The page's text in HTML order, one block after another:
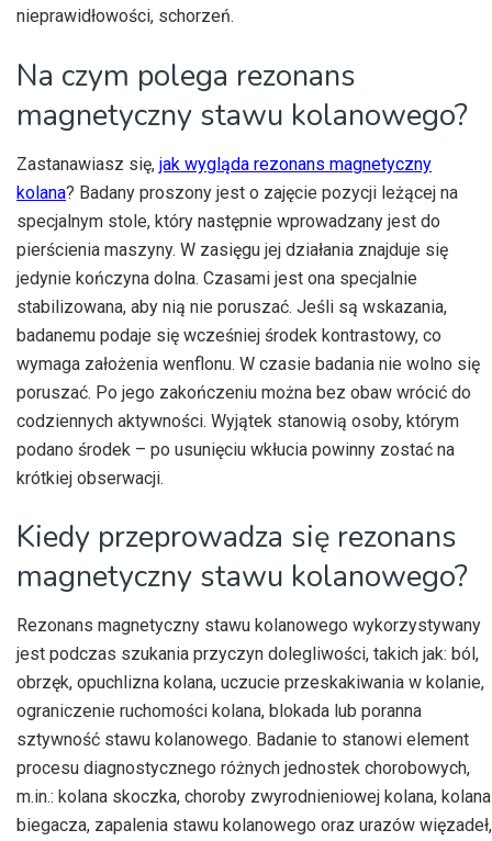
nieprawidłowości, schorzeń.
Na czym polega rezonans
magnetyczny stawu kolanowego?
Zastanawiasz się, jak wygląda rezonans magnetyczny
kolana? Badany proszony jest o zajęcie pozycji leżącej na
specjalnym stole, który następnie wprowadzany jest do
pierścienia maszyny. W zasięgu jej działania znajduje się
jedynie kończyna dolna. Czasami jest ona specjalnie
stabilizowana, aby nią nie poruszać. Jeśli są wskazania,
badanemu podaje się wcześniej środek kontrastowy, co
wymaga założenia wenflonu. W czasie badania nie wolno się
poruszać. Po jego zakończeniu można bez obaw wrócić do
codziennych aktywności. Wyjątek stanowią osoby, którym
podano środek – po usunięciu wkłucia powinny zostać na
krótkiej obserwacji.
Kiedy przeprowadza się rezonans
magnetyczny stawu kolanowego?
Rezonans magnetyczny stawu kolanowego wykorzystywany
jest podczas szukania przyczyn dolegliwości, takich jak: ból,
obrzęk, opuchlizna kolana, uczucie przeskakiwania w kolanie,
ograniczenie ruchomości kolana, blokada lub poranna
sztywność stawu kolanowego. Badanie to stanowi element
procesu diagnostycznego różnych jednostek chorobowych,
m.in.: kolana skoczka, choroby zwyrodnieniowej kolana, kolana
biegacza, zapalenia stawu kolanowego oraz urazów więzadeł,